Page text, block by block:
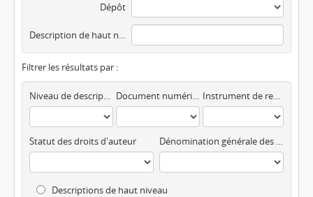
Dépôt
Description de haut niveau
Filtrer les résultats par :
Niveau de description Document numérique disponible Instrument de recherche
Statut des droits d'auteur Dénomination générale des documents
Descriptions de haut niveau